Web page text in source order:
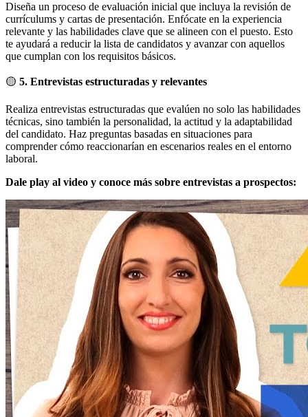
Diseña un proceso de evaluación inicial que incluya la revisión de
currículums y cartas de presentación. Enfócate en la experiencia
relevante y las habilidades clave que se alineen con el puesto. Esto
te ayudará a reducir la lista de candidatos y avanzar con aquellos
que cumplan con los requisitos básicos.
🟡 5. Entrevistas estructuradas y relevantes
Realiza entrevistas estructuradas que evalúen no solo las habilidades
técnicas, sino también la personalidad, la actitud y la adaptabilidad
del candidato. Haz preguntas basadas en situaciones para
comprender cómo reaccionarían en escenarios reales en el entorno
laboral.
Dale play al video y conoce más sobre entrevistas a prospectos: